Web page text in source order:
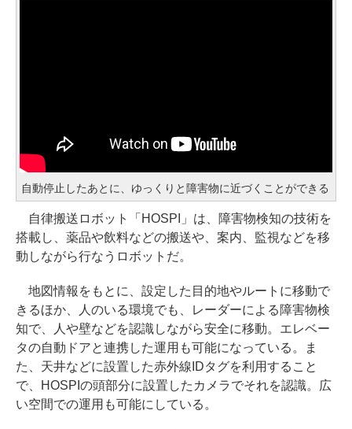
自動停止したあとに、ゆっくりと障害物に近づくことができる
自律搬送ロボット「HOSPI」は、障害物検知の技術を
搭載し、薬品や飲料などの搬送や、案内、監視などを移
動しながら行なうロボットだ。
地図情報をもとに、設定した目的地やルートに移動で
きるほか、人のいる環境でも、レーダーによる障害物検
知で、人や壁などを認識しながら安全に移動。エレベー
タの自動ドアと連携した運用も可能になっている。ま
た、天井などに設置した赤外線IDタグを利用すること
で、HOSPIの頭部分に設置したカメラでそれを認識。広
い空間での運用も可能にしている。